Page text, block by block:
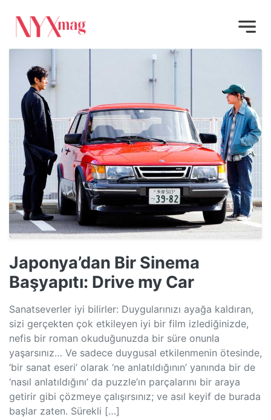
Japonya’dan Bir Sinema
Başyapıtı: Drive my Car
Sanatseverler iyi bilirler: Duygularınızı ayağa kaldıran,
sizi gerçekten çok etkileyen iyi bir film izlediğinizde,
nefis bir roman okuduğunuzda bir süre onunla
yaşarsınız… Ve sadece duygusal etkilenmenin ötesinde,
‘bir sanat eseri’ olarak ‘ne anlatıldığının’ yanında bir de
‘nasıl anlatıldığını’ da puzzle’ın parçalarını bir araya
getirir gibi çözmeye çalışırsınız; ve asıl keyif de burada
başlar zaten. Sürekli […]